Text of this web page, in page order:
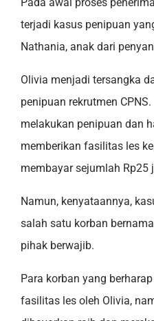
terjadi kasus penipuan
Nathania, anak dari
Olivia menjadi tersangka
penipuan rekrutmen
melakukan penipuan dan
memberikan fasilitas les
membayar sejumlah Rp25
Namun, kenyataannya,
salah satu korban
pihak berwajib.
Para korban yang
fasilitas les oleh Olivia,